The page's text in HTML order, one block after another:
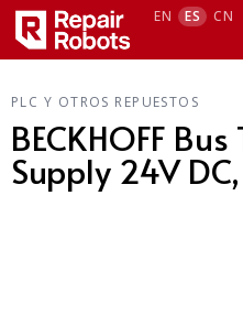
EN ES CN
PLC Y OTROS REPUESTOS
BECKHOFF
Supply 24V